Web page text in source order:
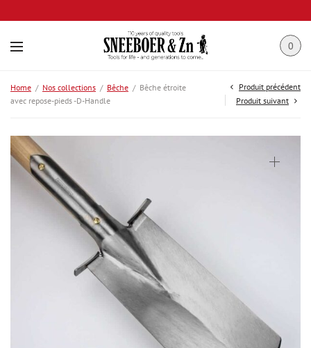
0
Home / Nos collections / Bêche / Bêche étroite
avec repose-pieds -D-Handle
Produit précédent
Produit suivant